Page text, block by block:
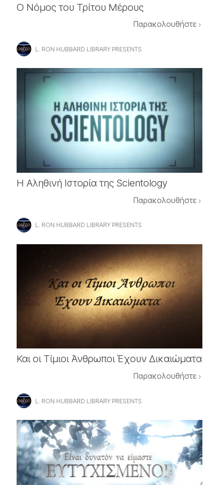
Ο Νόμος του Τρίτου Μέρους
Παρακολουθήστε
L. RON HUBBARD LIBRARY PRESENTS
Η Αληθινή Ιστορία της Scientology
Παρακολουθήστε
L. RON HUBBARD LIBRARY PRESENTS
Και οι Τίμιοι Άνθρωποι Έχουν Δικαιώματα
Παρακολουθήστε
L. RON HUBBARD LIBRARY PRESENTS